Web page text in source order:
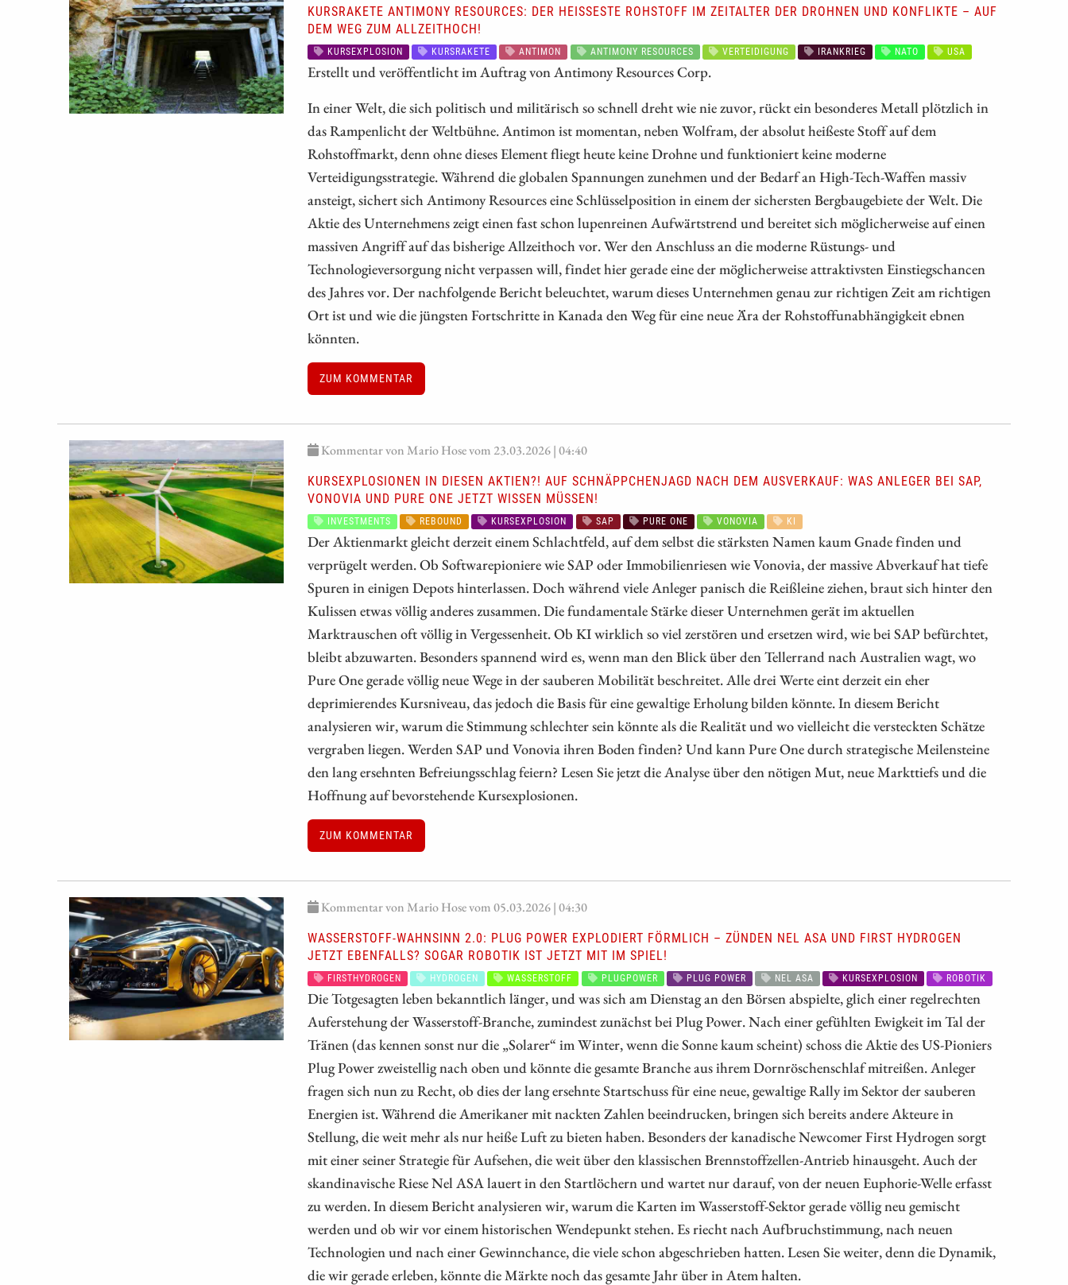
KURSRAKETE ANTIMONY RESOURCES: DER HEISSESTE ROHSTOFF IM ZEITALTER DER DROHNEN UND KONFLIKTE – AUF D
EM WEG ZUM ALLZEITHOCH!
KURSEXPLOSION KURSRAKETE ANTIMON ANTIMONY RESOURCES VERTEIDIGUNG IRANKRIEG NATO USA
Erstellt und veröffentlicht im Auftrag von Antimony Resources Corp.
In einer Welt, die sich politisch und militärisch so schnell dreht wie nie zuvor, rückt ein besonderes Metall plötzlich in
das Rampenlicht der Weltbühne. Antimon ist momentan, neben Wolfram, der absolut heißeste Stoff auf dem
Rohstoffmarkt, denn ohne dieses Element fliegt heute keine Drohne und funktioniert keine moderne
Verteidigungsstrategie. Während die globalen Spannungen zunehmen und der Bedarf an High-Tech-Waffen massiv
ansteigt, sichert sich Antimony Resources eine Schlüsselposition in einem der sichersten Bergbaugebiete der Welt. Die
Aktie des Unternehmens zeigt einen fast schon lupenreinen Aufwärtstrend und bereitet sich möglicherweise auf einen
massiven Angriff auf das bisherige Allzeithoch vor. Wer den Anschluss an die moderne Rüstungs- und
Technologieversorgung nicht verpassen will, findet hier gerade eine der möglicherweise attraktivsten Einstiegschancen
des Jahres vor. Der nachfolgende Bericht beleuchtet, warum dieses Unternehmen genau zur richtigen Zeit am richtigen
Ort ist und wie die jüngsten Fortschritte in Kanada den Weg für eine neue Ära der Rohstoffunabhängigkeit ebnen
könnten.
ZUM KOMMENTAR
Kommentar von Mario Hose vom 23.03.2026 | 04:40
KURSEXPLOSIONEN IN DIESEN AKTIEN?! AUF SCHNÄPPCHENJAGD NACH DEM AUSVERKAUF: WAS ANLEGER BEI SAP,
VONOVIA UND PURE ONE JETZT WISSEN MÜSSEN!
INVESTMENTS REBOUND KURSEXPLOSION SAP PURE ONE VONOVIA KI
Der Aktienmarkt gleicht derzeit einem Schlachtfeld, auf dem selbst die stärksten Namen kaum Gnade finden und
verprügelt werden. Ob Softwarepioniere wie SAP oder Immobilienriesen wie Vonovia, der massive Abverkauf hat tiefe
Spuren in einigen Depots hinterlassen. Doch während viele Anleger panisch die Reißleine ziehen, braut sich hinter den
Kulissen etwas völlig anderes zusammen. Die fundamentale Stärke dieser Unternehmen gerät im aktuellen
Marktrauschen oft völlig in Vergessenheit. Ob KI wirklich so viel zerstören und ersetzen wird, wie bei SAP befürchtet,
bleibt abzuwarten. Besonders spannend wird es, wenn man den Blick über den Tellerrand nach Australien wagt, wo
Pure One gerade völlig neue Wege in der sauberen Mobilität beschreitet. Alle drei Werte eint derzeit ein eher
deprimierendes Kursniveau, das jedoch die Basis für eine gewaltige Erholung bilden könnte. In diesem Bericht
analysieren wir, warum die Stimmung schlechter sein könnte als die Realität und wo vielleicht die versteckten Schätze
vergraben liegen. Werden SAP und Vonovia ihren Boden finden? Und kann Pure One durch strategische Meilensteine
den lang ersehnten Befreiungsschlag feiern? Lesen Sie jetzt die Analyse über den nötigen Mut, neue Markttiefs und die
Hoffnung auf bevorstehende Kursexplosionen.
ZUM KOMMENTAR
Kommentar von Mario Hose vom 05.03.2026 | 04:30
WASSERSTOFF-WAHNSINN 2.0: PLUG POWER EXPLODIERT FÖRMLICH – ZÜNDEN NEL ASA UND FIRST HYDROGEN
JETZT EBENFALLS? SOGAR ROBOTIK IST JETZT MIT IM SPIEL!
FIRSTHYDROGEN HYDROGEN WASSERSTOFF PLUGPOWER PLUG POWER NEL ASA KURSEXPLOSION ROBOTIK
Die Totgesagten leben bekanntlich länger, und was sich am Dienstag an den Börsen abspielte, glich einer regelrechten
Auferstehung der Wasserstoff-Branche, zumindest zunächst bei Plug Power. Nach einer gefühlten Ewigkeit im Tal der
Tränen (das kennen sonst nur die „Solarer“ im Winter, wenn die Sonne kaum scheint) schoss die Aktie des US-Pioniers
Plug Power zweistellig nach oben und könnte die gesamte Branche aus ihrem Dornröschenschlaf mitreißen. Anleger
fragen sich nun zu Recht, ob dies der lang ersehnte Startschuss für eine neue, gewaltige Rally im Sektor der sauberen
Energien ist. Während die Amerikaner mit nackten Zahlen beeindrucken, bringen sich bereits andere Akteure in
Stellung, die weit mehr als nur heiße Luft zu bieten haben. Besonders der kanadische Newcomer First Hydrogen sorgt
mit einer seiner Strategie für Aufsehen, die weit über den klassischen Brennstoffzellen-Antrieb hinausgeht. Auch der
skandinavische Riese Nel ASA lauert in den Startlöchern und wartet nur darauf, von der neuen Euphorie-Welle erfasst
zu werden. In diesem Bericht analysieren wir, warum die Karten im Wasserstoff-Sektor gerade völlig neu gemischt
werden und ob wir vor einem historischen Wendepunkt stehen. Es riecht nach Aufbruchstimmung, nach neuen
Technologien und nach einer Gewinnchance, die viele schon abgeschrieben hatten. Lesen Sie weiter, denn die Dynamik,
die wir gerade erleben, könnte die Märkte noch das gesamte Jahr über in Atem halten.